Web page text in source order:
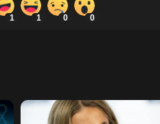
1 1 0 0